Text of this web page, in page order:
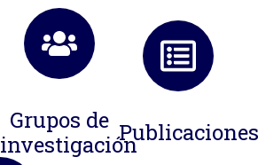
Grupos de
investigación